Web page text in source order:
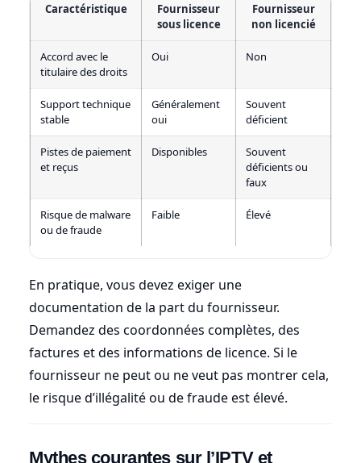
Caractéristique
Fournisseur
sous licence
Fournisseur
non licencié
Accord avec le
titulaire des droits
Oui Non
Support technique
stable
Généralement
oui
Souvent
déficient
Pistes de paiement
et reçus
Disponibles
Souvent
déficients ou
faux
Risque de malware
ou de fraude
Faible Élevé
En pratique, vous devez exiger une
documentation de la part du fournisseur.
Demandez des coordonnées complètes, des
factures et des informations de licence. Si le
fournisseur ne peut ou ne veut pas montrer cela,
le risque d’illégalité ou de fraude est élevé.
Mythes courantes sur l’IPTV et